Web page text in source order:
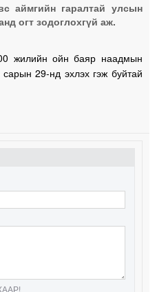
аймгийн гаралтай улсын
огт зодоглохгүй аж.
жилийн ойн баяр наадмын
29-нд эхлэх гэж буйтай